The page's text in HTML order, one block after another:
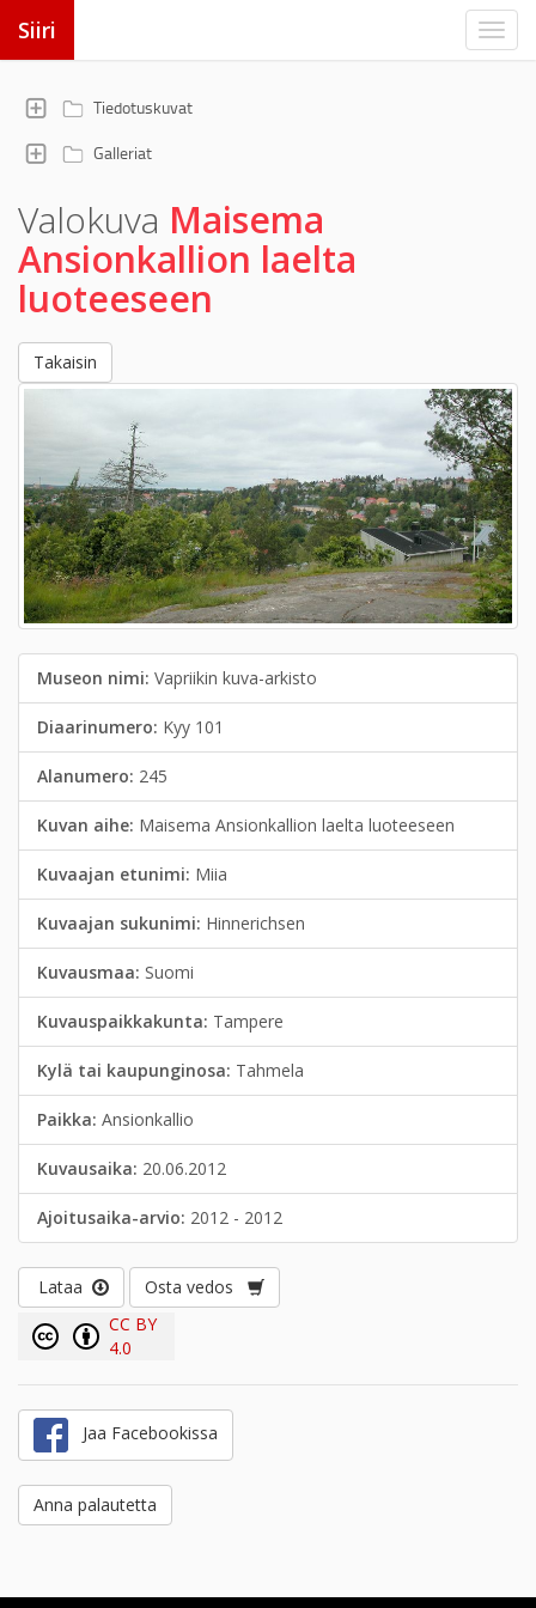
Siiri
Tiedotuskuvat
Galleriat
Valokuva Maisema
Ansionkallion laelta
luoteeseen
Takaisin
Museon nimi: Vapriikin kuva-arkisto
Diaarinumero: Kyy 101
Alanumero: 245
Kuvan aihe: Maisema Ansionkallion laelta luoteeseen
Kuvaajan etunimi: Miia
Kuvaajan sukunimi: Hinnerichsen
Kuvausmaa: Suomi
Kuvauspaikkakunta: Tampere
Kylä tai kaupunginosa: Tahmela
Paikka: Ansionkallio
Kuvausaika: 20.06.2012
Ajoitusaika-arvio: 2012 - 2012
Lataa
Osta vedos
CC BY
4.0
Jaa Facebookissa
Anna palautetta